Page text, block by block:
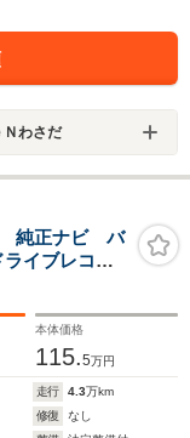
Ｎわさだ
純正ナビ バ
イブレコー
イドド
本体価格
115.5万円
走行 4.3万km
修復
なし